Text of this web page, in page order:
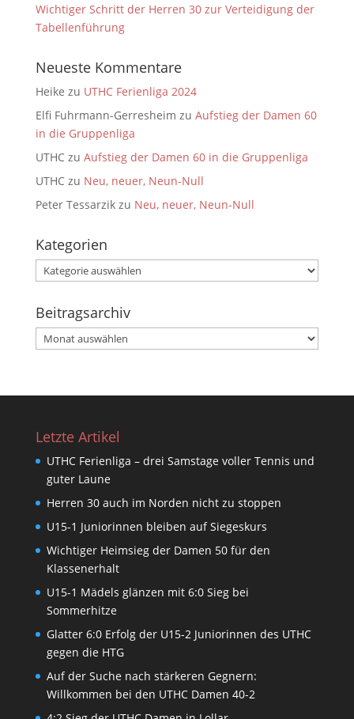
Wichtiger Schritt der Herren 30 zur Verteidigung der
Tabellenführung
Neueste Kommentare
Heike zu UTHC Ferienliga 2024
Elfi Fuhrmann-Gerresheim zu Aufstieg der Damen 60
in die Gruppenliga
UTHCzu Aufstieg der Damen 60 in die Gruppenliga
UTHCzu Neu, neuer, Neun-Null
Peter Tessarzikzu Neu, neuer, Neun-Null
Kategorien
Kategorien
Beitragsarchiv
Beitragsarchiv
Letzte Artikel
UTHC Ferienliga – drei Samstage voller Tennis und
guter Laune
Herren 30 auch im Norden nicht zu stoppen
U15-1 Juniorinnen bleiben auf Siegeskurs
Wichtiger Heimsieg der Damen 50 für den
Klassenerhalt
U15-1 Mädels glänzen mit 6:0 Sieg bei
Sommerhitze
Glatter 6:0 Erfolg der U15-2 Juniorinnen des UTHC
gegen die HTG
Auf der Suche nach stärkeren Gegnern:
Willkommen bei den UTHC Damen 40-2